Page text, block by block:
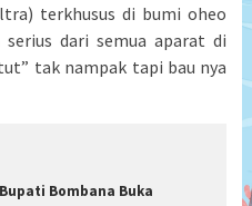
terkhusus di bumi oheo
dari semua aparat di
tak nampak tapi bau nya
Bupati Bombana Buka